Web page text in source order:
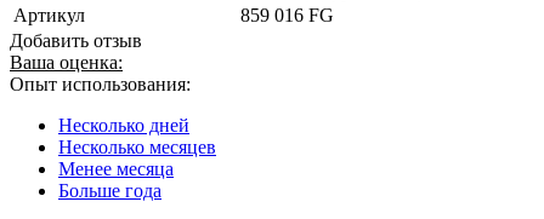
Артикул
859 016 FG
Добавить отзыв
Ваша оценка:
Опыт использования:
Несколько дней
Несколько месяцев
Менее месяца
Больше года